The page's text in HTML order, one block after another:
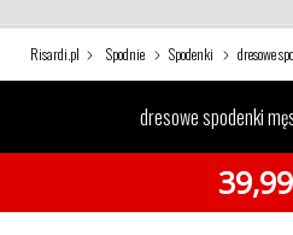
Risardi.pl Spodnie Spodenki dresowe
dresowe spodenki